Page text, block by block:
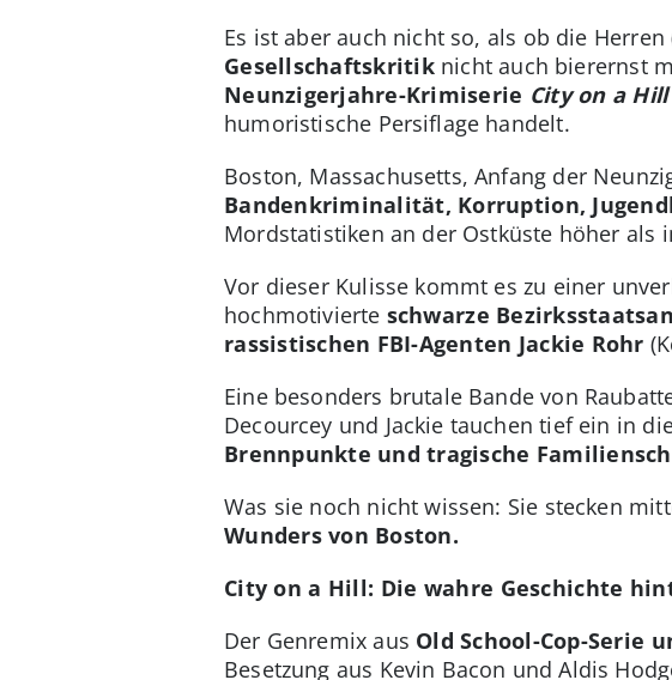
Es ist aber auch nicht so, als ob die
Gesellschaftskritiknicht auch bierernst
Neunzigerjahre-Krimiserie City on a Hill
humoristische Persiflage handelt.
Boston, Massachusetts, Anfang der
Bandenkriminalität, Korruption,
Mordstatistiken an der Ostküste höher als
Vor dieser Kulisse kommt es zu einer
hochmotivierte schwarze
rassistischen FBI-Agenten Jackie Rohr
Eine besonders brutale Bande von
Decourcey und Jackie tauchen tief ein in
Brennpunkte und tragische
Was sie noch nicht wissen: Sie stecken
Wunders von Boston.
City on a Hill: Die wahre Geschichte
Der Genremix aus Old School-Cop-Serie
Besetzung aus Kevin Bacon und Aldis